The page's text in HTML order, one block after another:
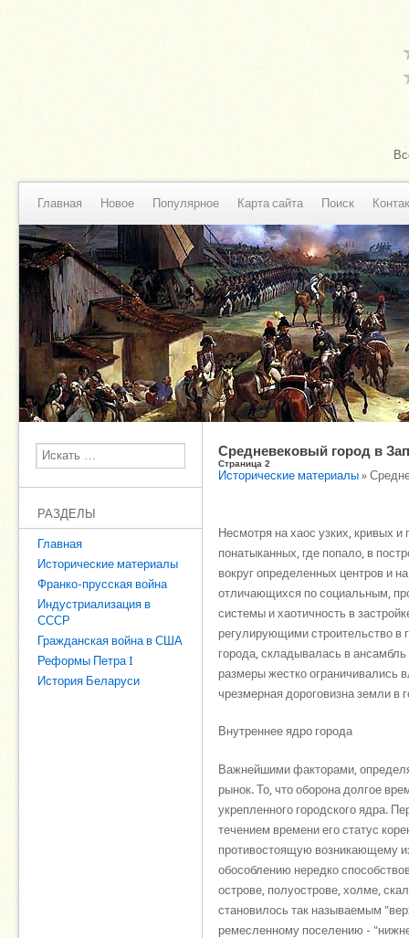
Главная Новое Популярное Карта сайта Поиск
Поиск
РАЗДЕЛЫ
Главная
Исторические материалы
Франко-прусская война
Индустриализация в
СССР
Гражданская война в США
Реформы Петра I
История Беларуси
Средневековый город в
Страница 2
Исторические материалы »
Несмотря на хаос узких, кривых
понатыканных, где попало, в
вокруг определенных центров и
отличающихся по социальным,
системы и хаотичность в
регулирующими строительство в
города, складывалась в
размеры жестко ограничивались
чрезмерная дороговизна земли в
Внутреннее ядро города
Важнейшими факторами,
рынок. То, что оборона долгое
укрепленного городского ядра.
течением времени его статус
противостоящую возникающему
обособлению нередко
острове, полуострове, холме,
становилось так называемым
ремесленному поселению -